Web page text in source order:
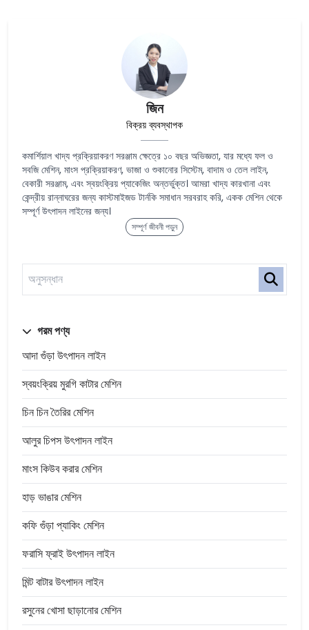
জিন
বিক্রয় ব্যবস্থাপক
কমার্শিয়াল খাদ্য প্রক্রিয়াকরণ সরঞ্জাম ক্ষেত্রে ১০ বছর অভিজ্ঞতা, যার মধ্যে ফল ও
সবজি মেশিন, মাংস প্রক্রিয়াকরণ, ভাজা ও শুকানোর সিস্টেম, বাদাম ও তেল লাইন,
বেকারী সরঞ্জাম, এবং স্বয়ংক্রিয় প্যাকেজিং অন্তর্ভুক্ত। আমরা খাদ্য কারখানা এবং
কেন্দ্রীয় রান্নাঘরের জন্য কাস্টমাইজড টার্নকি সমাধান সরবরাহ করি, একক মেশিন থেকে
সম্পূর্ণ উৎপাদন লাইনের জন্য।
সম্পূর্ণ জীবনী পড়ুন
গরম পণ্য
আদা গুঁড়া উৎপাদন লাইন
স্বয়ংক্রিয় মুরগি কাটার মেশিন
চিন চিন তৈরির মেশিন
আলুর চিপস উৎপাদন লাইন
মাংস কিউব করার মেশিন
হাড় ভাঙার মেশিন
কফি গুঁড়া প্যাকিং মেশিন
ফরাসি ফ্রাই উৎপাদন লাইন
মিন্ট বাটার উৎপাদন লাইন
রসুনের খোসা ছাড়ানোর মেশিন